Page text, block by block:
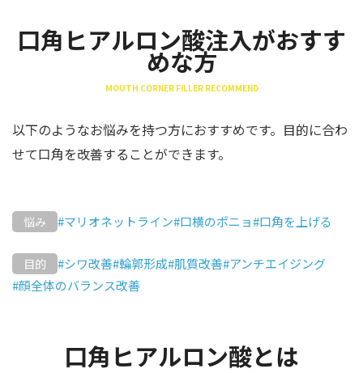
口角ヒアルロン酸注入がおすす
めな方
MOUTH CORNER FILLER RECOMMEND
以下のようなお悩みを持つ方におすすめです。目的に合わ
せて口角を改善することができます。
悩み #マリオネットライン#口横のポニョ#口角を上げる
目的 #シワ改善#輪郭形成#肌質改善#アンチエイジング
#顔全体のバランス改善
口角ヒアルロン酸とは